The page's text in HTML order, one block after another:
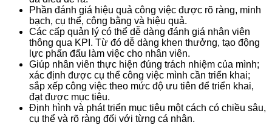
Phần đánh giá hiệu quả công việc được rõ ràng, minh
bạch, cụ thể, công bằng và hiệu quả.
Các cấp quản lý có thể dễ dàng đánh giá nhân viên
thông qua KPI. Từ đó dễ dàng khen thưởng, tạo động
lực phấn đấu làm việc cho nhân viên.
Giúp nhân viên thực hiện đúng trách nhiệm của mình;
xác định được cụ thể công việc mình cần triển khai;
sắp xếp công việc theo mức độ ưu tiên để triển khai,
đạt được mục tiêu.
Định hình và phát triển mục tiêu một cách có chiều sâu,
cụ thể và rõ ràng đối với từng cá nhân.